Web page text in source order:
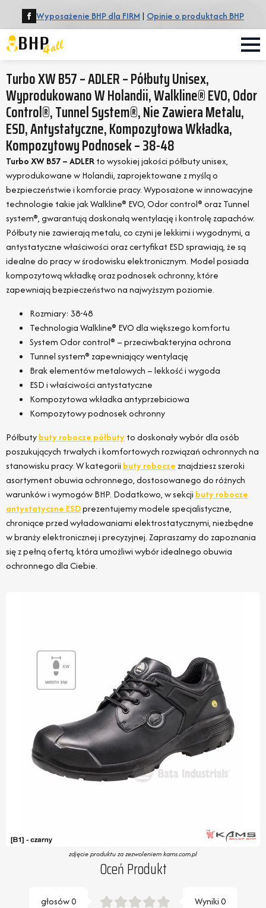
Wyposażenie BHP dla FIRM | Opinie o produktach BHP
Turbo XW B57 – ADLER – Półbuty Unisex,
Wyprodukowano W Holandii, Walkline® EVO, Odor
Control®, Tunnel System®, Nie Zawiera Metalu,
ESD, Antystatyczne, Kompozytowa Wkładka,
Kompozytowy Podnosek – 38-48
Turbo XW B57 – ADLERto wysokiej jakości półbuty unisex,
wyprodukowane w Holandii, zaprojektowane z myślą o
bezpieczeństwie i komforcie pracy. Wyposażone w innowacyjne
technologie takie jak Walkline® EVO, Odor control® oraz Tunnel
system®, gwarantują doskonałą wentylację i kontrolę zapachów.
Półbuty nie zawierają metalu, co czyni je lekkimi i wygodnymi, a
antystatyczne właściwości oraz certyfikat ESD sprawiają, że są
idealne do pracy w środowisku elektronicznym. Model posiada
kompozytową wkładkę oraz podnosek ochronny, które
zapewniają bezpieczeństwo na najwyższym poziomie.
Rozmiary: 38-48
Technologia Walkline® EVO dla większego komfortu
System Odor control® – przeciwbakteryjna ochrona
Tunnel system® zapewniający wentylację
Brak elementów metalowych – lekkość i wygoda
ESD i właściwości antystatyczne
Kompozytowa wkładka antyprzebiciowa
Kompozytowy podnosek ochronny
Półbutybuty robocze półbutyto doskonały wybór dla osób
poszukujących trwałych i komfortowych rozwiązań ochronnych na
stanowisku pracy. W kategorii buty robocze znajdziesz szeroki
asortyment obuwia ochronnego, dostosowanego do różnych
warunków i wymogów BHP. Dodatkowo, w sekcji buty robocze
antystatyczne ESDprezentujemy modele specjalistyczne,
chroniące przed wyładowaniami elektrostatycznymi, niezbędne
w branży elektronicznej i precyzyjnej. Zapraszamy do zapoznania
się z pełną ofertą, która umożliwi wybór idealnego obuwia
ochronnego dla Ciebie.
zdjęcie produktu za zezwoleniem kams.com.pl
Oceń Produkt
Wyniki0
głosów0